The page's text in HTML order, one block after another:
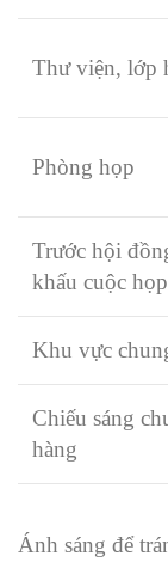
Thư viện, lớp
Phòng họp
Trước hội
khấu cuộc họp
Khu vực
Chiếu sáng
hàng
Ánh sáng để